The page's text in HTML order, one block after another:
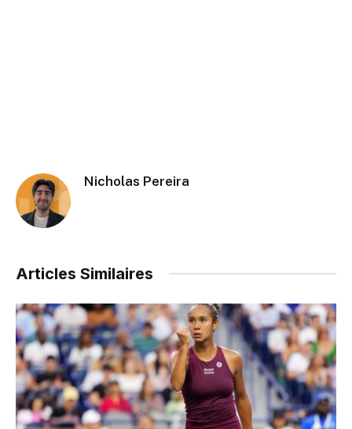
Nicholas Pereira
Articles Similaires